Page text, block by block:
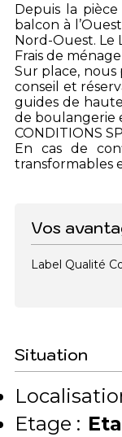
Depuis la
balcon à
Nord-Ouest. Le
Frais de
Sur place, nous
conseil et
guides de
de boulangerie
CONDITIONS
En cas de
transformables
Vos
Label Qualité
Situation
Etage :